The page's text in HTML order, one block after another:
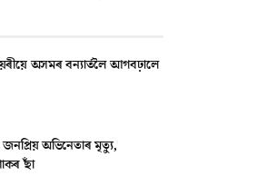
অসমৰ বন্যাৰ্তলৈ আগবঢ়ালে
অভিনেতাৰ মৃত্যু,
ছাঁ